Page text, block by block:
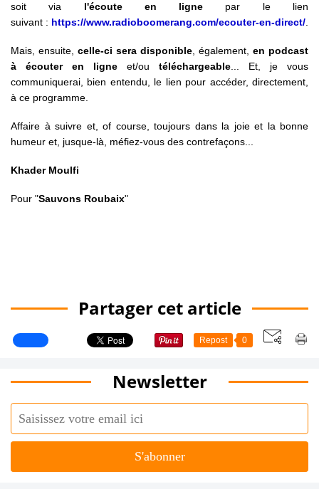
soit via l'écoute en ligne
par le lien
suivant : https://www.radioboomerang.com/ecouter-en-direct/
Mais, ensuite, celle-ci sera disponible , également, en podcast
à écouter en ligne
et/ou téléchargeable ... Et, je vous
communiquerai, bien entendu, le lien pour accéder, directement,
à ce programme.
Affaire à suivre et, of course, toujours dans la joie et la bonne
humeur et, jusque-là, méfiez-vous des contrefaçons...
Khader Moulfi
Pour "Sauvons Roubaix"
Partager cet article
Repost 0
Newsletter